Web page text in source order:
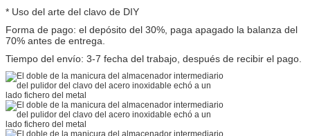
* Uso del arte del clavo de DIY
Forma de pago: el depósito del 30%, paga apagado la balanza del
70% antes de entrega.
Tiempo del envío: 3-7 fecha del trabajo, después de recibir el pago.